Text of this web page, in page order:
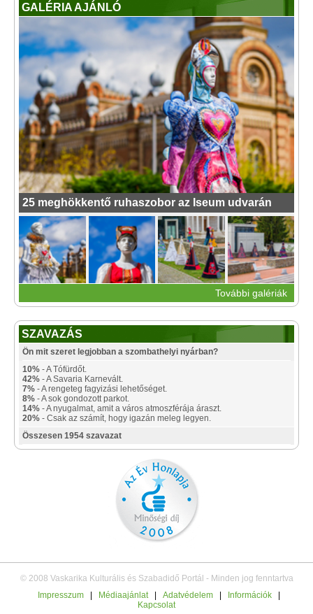
GALÉRIA AJÁNLÓ
25 meghökkentő ruhaszobor az Iseum udvarán
További galériák
SZAVAZÁS
Ön mit szeret legjobban a szombathelyi nyárban?
10% - A Tófürdőt.
42% - A Savaria Karnevált.
7% - A rengeteg fagyizási lehetőséget.
8% - A sok gondozott parkot.
14% - A nyugalmat, amit a város atmoszférája áraszt.
20% - Csak az számít, hogy igazán meleg legyen.
Összesen 1954 szavazat
© 2008 Vaskarika Kulturális és Szabadidő Portál - Minden jog fenntartva
Impresszum
Médiaajánlat Adatvédelem Információk
Kapcsolat